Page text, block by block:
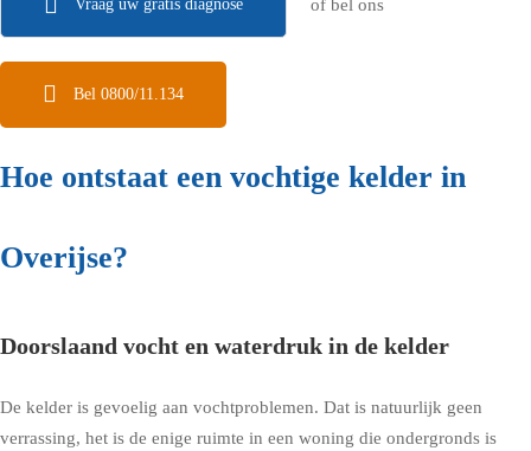
Vraag uw gratis diagnose of bel ons
Bel 0800/11.134
Hoe ontstaat een vochtige kelder in
Overijse?
Doorslaand vocht en waterdruk in de kelder
De kelder is gevoelig aan vochtproblemen. Dat is natuurlijk geen
verrassing, het is de enige ruimte in een woning die ondergronds is